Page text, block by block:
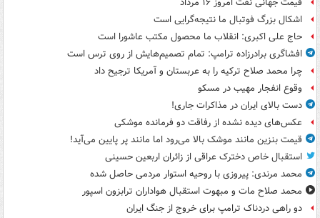
قیمت جهانی نفت امروز ۱۶ مرداد
اشکال بزرگ فوتبال ما نتیجه‌گرایی است
حاج علی اکبری: انقلاب ما محصول مکتب عاشورا است
افشاگری برادرزاده ترامپ: تمام تصمیم‌هایش از روی ترس است
چرا محمد صلاح ترکیه را به عربستان و آمریکا ترجیح داد
وقوع انفجار مهیب در مسکو
دست بالای ایران در مذاکرات جاری!
عکس‌های دیده نشده از رفاقت دو فرمانده‌ موشکی
قیمت بنزین مانند موشک بالا می‌رود اما مانند پر پایین می‌آید!
استقبال خاص دخترک عراقی از زائران اربعین حسینی
محمد مرندی: پیروزی با روحیه استوار مردمی حاصل شده
محمد صلاح مات و مبهوت استقبال هواداران ترابزون اسپور
دو راهی دردناک ترامپ برای خروج از جنگ ایران